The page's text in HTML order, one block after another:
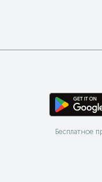
Бесплатное